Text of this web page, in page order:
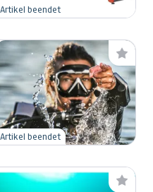
Artikel beendet
Artikel beendet